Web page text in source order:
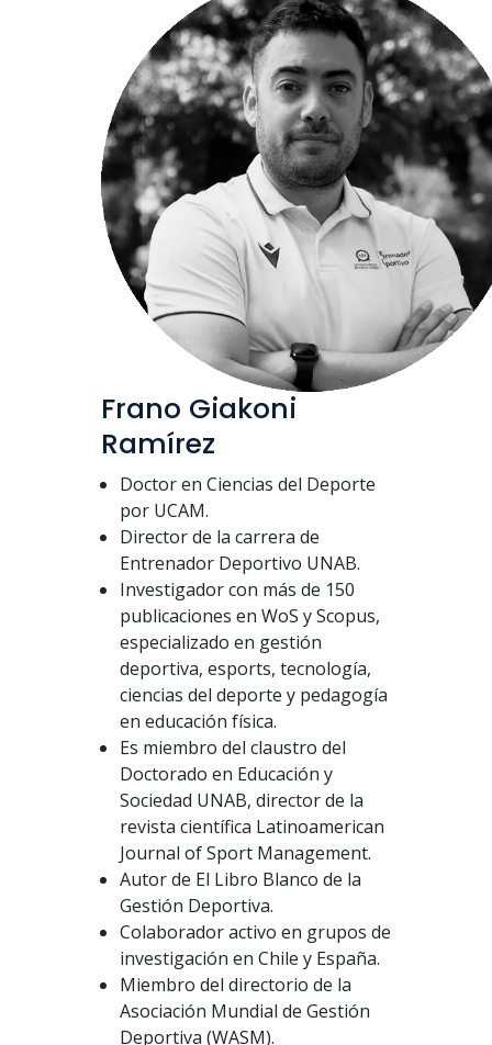
Frano Giakoni
Ramírez
Doctor en Ciencias del Deporte
por UCAM.
Director de la carrera de
Entrenador Deportivo UNAB.
Investigador con más de 150
publicaciones en WoS y Scopus,
especializado en gestión
deportiva, esports, tecnología,
ciencias del deporte y pedagogía
en educación física.
Es miembro del claustro del
Doctorado en Educación y
Sociedad UNAB, director de la
revista científica Latinoamerican
Journal of Sport Management.
Autor de El Libro Blanco de la
Gestión Deportiva.
Colaborador activo en grupos de
investigación en Chile y España.
Miembro del directorio de la
Asociación Mundial de Gestión
Deportiva (WASM).